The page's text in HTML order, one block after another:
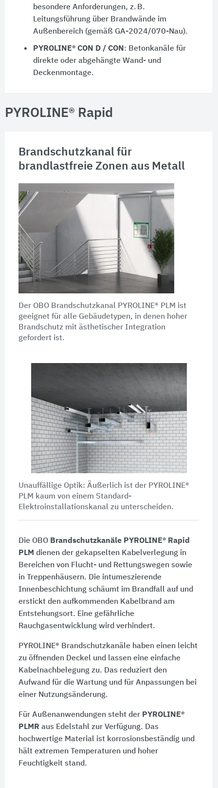
besondere Anforderungen, z. B.
Leitungsführung über Brandwände im
Außenbereich (gemäß GA-2024/070-Nau).
PYROLINE® CON D / CON : Betonkanäle für
direkte oder abgehängte Wand- und
Deckenmontage.
PYROLINE® Rapid
Brandschutzkanal für
brandlastfreie Zonen aus Metall
Der OBO Brandschutzkanal PYROLINE® PLM ist
geeignet für alle Gebäudetypen, in denen hoher
Brandschutz mit ästhetischer Integration
gefordert ist.
Unauffällige Optik: Äußerlich ist der PYROLINE®
PLM kaum von einem Standard-
Elektroinstallationskanal zu unterscheiden.
Die OBO Brandschutzkanäle PYROLINE® Rapid
PLM dienen der gekapselten Kabelverlegung in
Bereichen von Flucht- und Rettungswegen sowie
in Treppenhäusern. Die intumeszierende
Innenbeschichtung schäumt im Brandfall auf und
erstickt den aufkommenden Kabelbrand am
Entstehungsort. Eine gefährliche
Rauchgasentwicklung wird verhindert.
PYROLINE® Brandschutzkanäle haben einen leicht
zu öffnenden Deckel und lassen eine einfache
Kabelnachbelegung zu. Das reduziert den
Aufwand für die Wartung und für Anpassungen bei
einer Nutzungsänderung.
Für Außenanwendungen steht der PYROLINE®
PLMR aus Edelstahl zur Verfügung. Das
hochwertige Material ist korrosionsbeständig und
hält extremen Temperaturen und hoher
Feuchtigkeit stand.